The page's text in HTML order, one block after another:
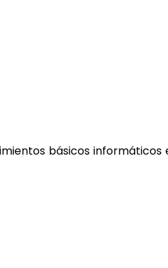
básicos informáticos